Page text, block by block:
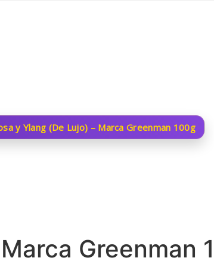
y Ylang (De Lujo) – Marca Greenman 100g
Greenman